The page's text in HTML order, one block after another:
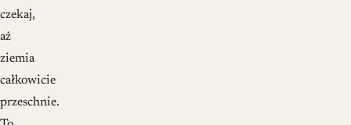
czekaj,
aż
ziemia
całkowicie
przeschnie.